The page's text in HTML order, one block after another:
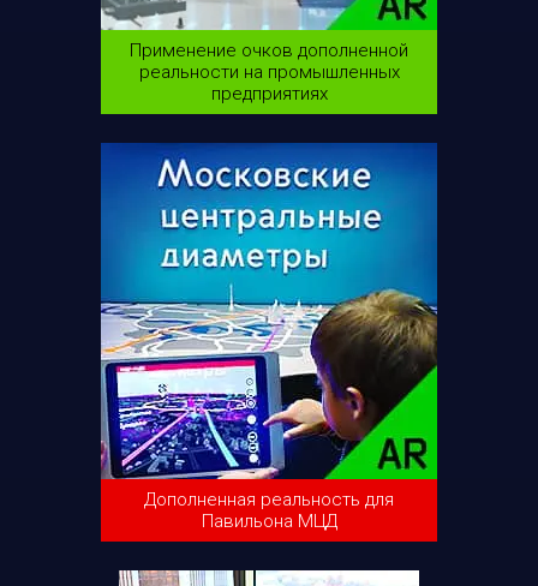
Применение очков дополненной
реальности на промышленных
предприятиях
Дополненная реальность для
Павильона МЦД